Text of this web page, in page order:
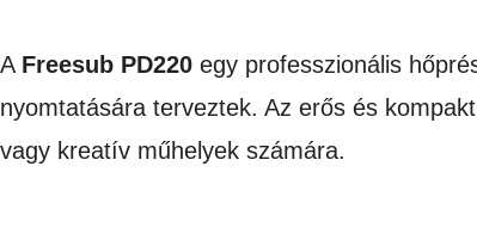
A Freesub PD220 egy professzionális
nyomtatására terveztek. Az erős és
vagy kreatív műhelyek számára.